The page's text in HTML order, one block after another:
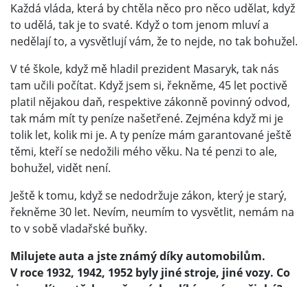
Každá vláda, která by chtěla něco pro něco udělat, když
to udělá, tak je to svaté. Když o tom jenom mluví a
nedělají to, a vysvětlují vám, že to nejde, no tak bohužel.
V té škole, když mě hladil prezident Masaryk, tak nás
tam učili počítat. Když jsem si, řekněme, 45 let poctivě
platil nějakou daň, respektive zákonně povinný odvod,
tak mám mít ty peníze našetřené. Zejména když mi je
tolik let, kolik mi je. A ty peníze mám garantované ještě
těmi, kteří se nedožili mého věku. Na té penzi to ale,
bohužel, vidět není.
Ještě k tomu, když se nedodržuje zákon, který je starý,
řekněme 30 let. Nevím, neumím to vysvětlit, nemám na
to v sobě vladařské buňky.
Milujete auta a jste známý díky automobilům.
V roce 1932, 1942, 1952 byly jiné stroje, jiné vozy. Co